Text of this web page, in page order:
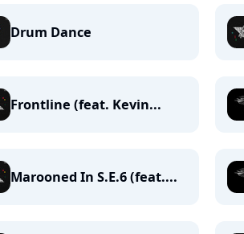
Drum Dance
Frontline (feat. Kevin...
Marooned In S.E.6 (feat....